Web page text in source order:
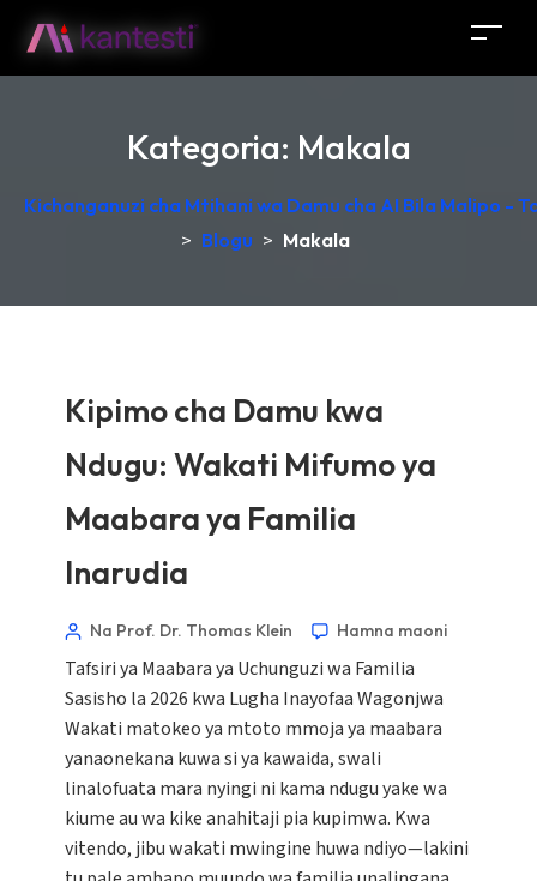
Kategoria: Makala
Kichanganuzi cha Mtihani wa Damu cha AI Bila Malipo -
> Blogu > Makala
Kipimo cha Damu kwa
Ndugu: Wakati Mifumo ya
Maabara ya Familia
Inarudia
Na Prof. Dr. Thomas Klein Hamna maoni
Tafsiri ya Maabara ya Uchunguzi wa Familia
Sasisho la 2026 kwa Lugha Inayofaa Wagonjwa
Wakati matokeo ya mtoto mmoja ya maabara
yanaonekana kuwa si ya kawaida, swali
linalofuata mara nyingi ni kama ndugu yake wa
kiume au wa kike anahitaji pia kupimwa. Kwa
vitendo, jibu wakati mwingine huwa ndiyo—lakini